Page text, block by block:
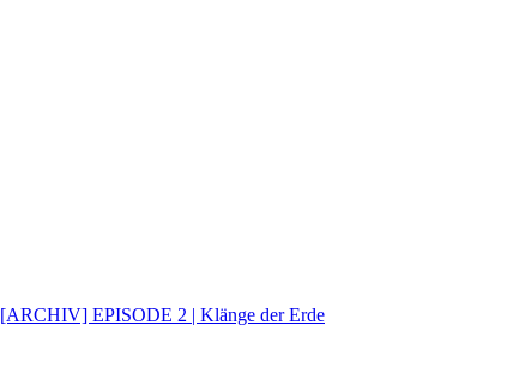
[ARCHIV] EPISODE 2 | Klänge der Erde